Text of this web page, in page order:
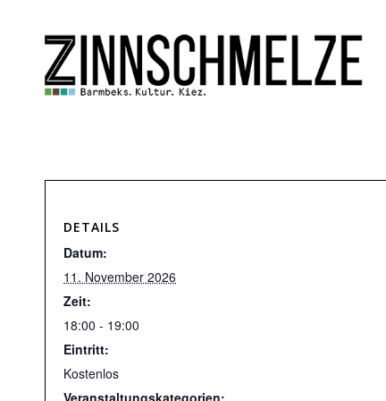
DETAILS
Datum:
11. November 2026
Zeit:
18:00 - 19:00
Eintritt:
Kostenlos
Veranstaltungskategorien: